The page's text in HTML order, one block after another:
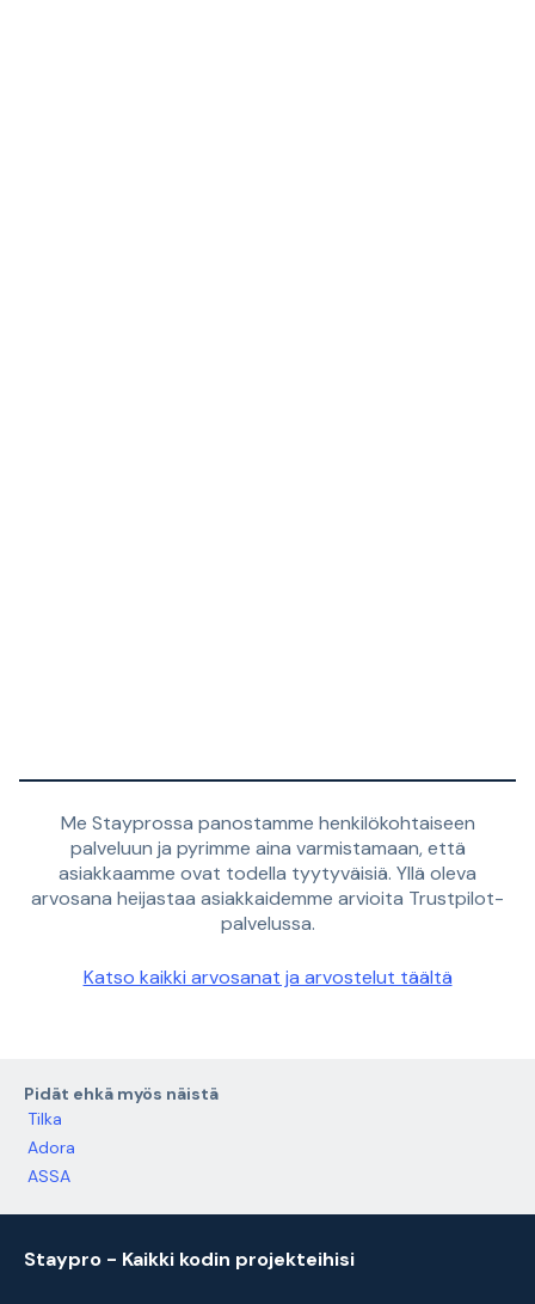
Me Stayprossa panostamme henkilökohtaiseen
palveluun ja pyrimme aina varmistamaan, että
asiakkaamme ovat todella tyytyväisiä. Yllä oleva
arvosana heijastaa asiakkaidemme arvioita Trustpilot-
palvelussa.
Katso kaikki arvosanat ja arvostelut täältä
Pidät ehkä myös näistä
Tilka
Adora
ASSA
Staypro - Kaikki kodin projekteihisi